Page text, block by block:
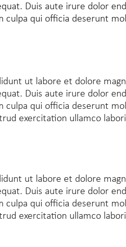
Duis aute irure dolor
qui officia deserunt
ut labore et dolore
Duis aute irure dolor
qui officia deserunt
exercitation ullamco
ut labore et dolore
Duis aute irure dolor
qui officia deserunt
exercitation ullamco